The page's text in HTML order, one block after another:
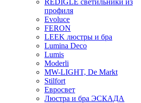
REDIGLE светильники из
профиля
Evoluce
FERON
LEEK люстры и бра
Lumina Deco
Lumis
Moderli
MW-LIGHT, De Markt
Stilfort
Евросвет
Люстра и бра ЭСКАДА